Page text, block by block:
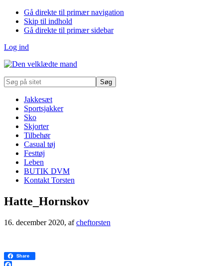
Gå direkte til primær navigation
Skip til indhold
Gå direkte til primær sidebar
Log ind
Søg
på
Jakkesæt
Sportsjakker
Sko
Skjorter
Tilbehør
Casual tøj
Festtøj
Leben
BUTIK DVM
Kontakt Torsten
Hatte_Hornskov
16. december 2020, afcheftorsten
Share